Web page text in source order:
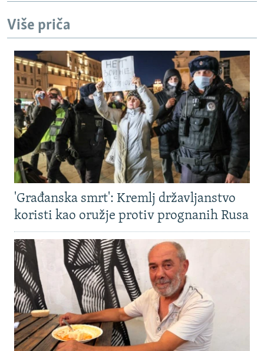
Više priča
'Građanska smrt': Kremlj državljanstvo
koristi kao oružje protiv prognanih Rusa